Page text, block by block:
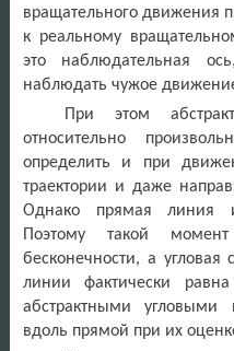
вращательного движения
к реальному
это наблюдательная
наблюдать чужое
При этом
относительно
определить и при
траектории и даже
Однако прямая линия
Поэтому такой
бесконечности, а
линии фактически
абстрактными
вдоль прямой при их